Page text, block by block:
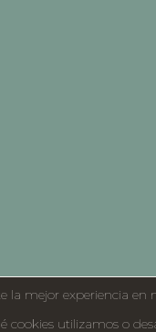
la mejor experiencia en
cookies utilizamos o